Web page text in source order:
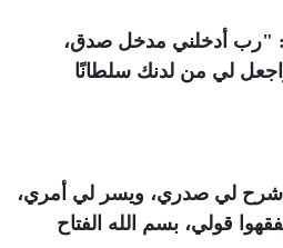
"رب أدخلني مدخل صدق،
لي من لدنك سلطانًا
اشرح لي صدري، ويسر لي أمري،
قولي، بسم الله الفتاح